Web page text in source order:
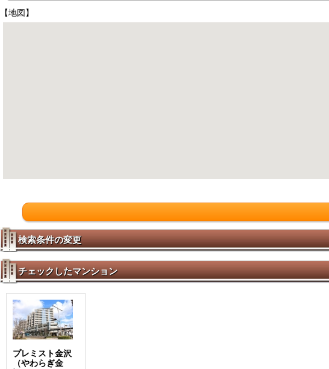
【地図】
検索条件の変更
チェックしたマンション
プレミスト金沢
（やわらぎ金